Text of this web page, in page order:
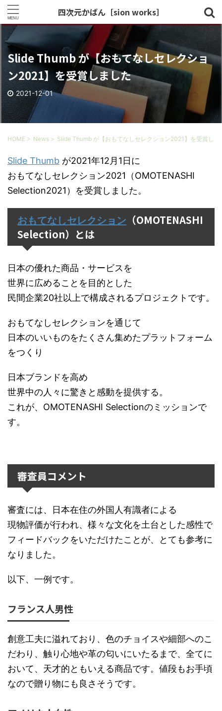
四次元かばん［sion works］
Slide Thumb が【おもてなしセレクショ
ン2021】を受賞しました
2021-12-01
HOME > News > Slide Thumb が【おもてなしセレクション2021】を受賞しま
Slide Thumb が2021年12月1日に
おもてなしセレクション2021（OMOTENASHI
Selection2021）を受賞しました。
おもてなしセレクション （OMOTENASHI
Selection）とは
日本の優れた商品・サービスを
世界に広めることを目的とした
民間企業20社以上で構成されるプロジェクトです。
おもてなしセレクションを通じて
日本のいいものをたくさん集めたプラットフォーム
をつくり
日本ブランドを高め
世界中の人々に驚きと感動を提供する。
これが、OMOTENASHI Selectionのミッションで
す。
審査員コメント
審査には、日本在住の外国人有識者による
現物評価が行われ、様々な文化を土台とした感性で
フィードバックをいただけたことが、とても参考に
なりました。
以下、一例です。
フランス人男性
創意工夫に溢れており、色のチョイスや細部へのこ
だわり、触り心地や革の匂いにいたるまで、全てに
おいて、天才的ともいえる商品です。値段もお手頃
なので贈り物にも良さそうです。